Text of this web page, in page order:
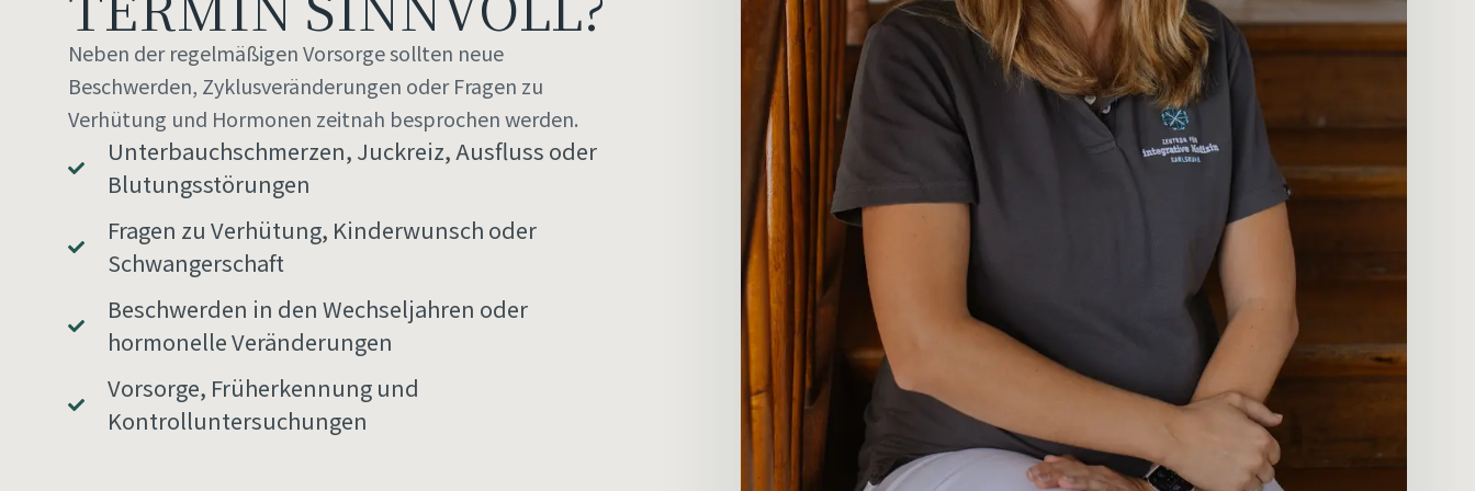
Neben der regelmäßigen Vorsorge sollten neue
Beschwerden, Zyklusveränderungen oder Fragen zu
Verhütung und Hormonen zeitnah besprochen werden.
Unterbauchschmerzen, Juckreiz, Ausfluss oder
Blutungsstörungen
Fragen zu Verhütung, Kinderwunsch oder
Schwangerschaft
Beschwerden in den Wechseljahren oder
hormonelle Veränderungen
Vorsorge, Früherkennung und
Kontrolluntersuchungen